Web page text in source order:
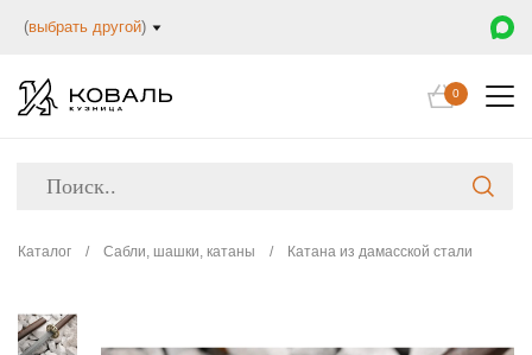
(выбрать другой)
0
Каталог / Сабли, шашки, катаны / Катана из дамасской стали